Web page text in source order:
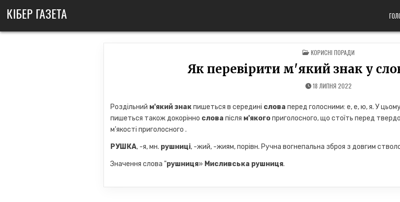
КІБЕР ГАЗЕТА
POSTED
IN
КОРИСНІ ПОРАДИ
Як перевірити м'який знак у
18 ЛИПНЯ 2022
Роздільний м'який знакпишеться в середині слова перед голосними: е, е, ю, я. У
пишеться також докорінно слова після м'якогоприголосного, що стоїть перед
м'якості приголосного .
РУШКА, -я, мн. рушниці, -жий, -жиям, порівн. Ручна вогнепальна зброя з довгим
Значення слова "рушниця» Мисливська рушниця.